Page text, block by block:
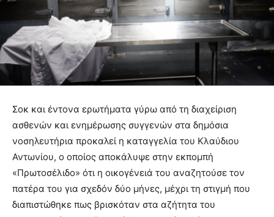
Σοκ και έντονα ερωτήματα γύρω από τη διαχείριση
ασθενών και ενημέρωσης συγγενών στα δημόσια
νοσηλευτήρια προκαλεί η καταγγελία του Κλαύδιου
Αντωνίου, ο οποίος αποκάλυψε στην εκπομπή
«Πρωτοσέλιδο» ότι η οικογένειά του αναζητούσε τον
πατέρα του για σχεδόν δύο μήνες, μέχρι τη στιγμή που
διαπιστώθηκε πως βρισκόταν στα αζήτητα του